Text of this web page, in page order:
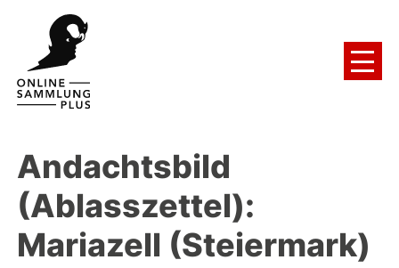
Andachtsbild
(Ablasszettel):
Mariazell (Steiermark)